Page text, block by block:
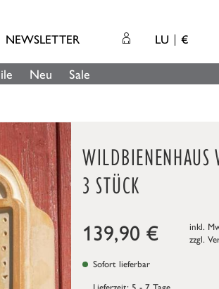
NEWSLETTER LU €
Neu Sale
WILDBIENENHAUS
3 STÜCK
139,90 €
inkl.
zzgl.
Sofort lieferbar